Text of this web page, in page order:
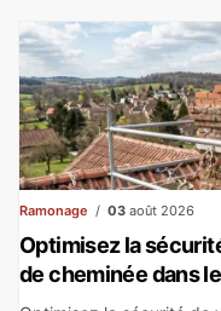
Ramonage 03 août 2026
Optimisez la
de cheminée dans